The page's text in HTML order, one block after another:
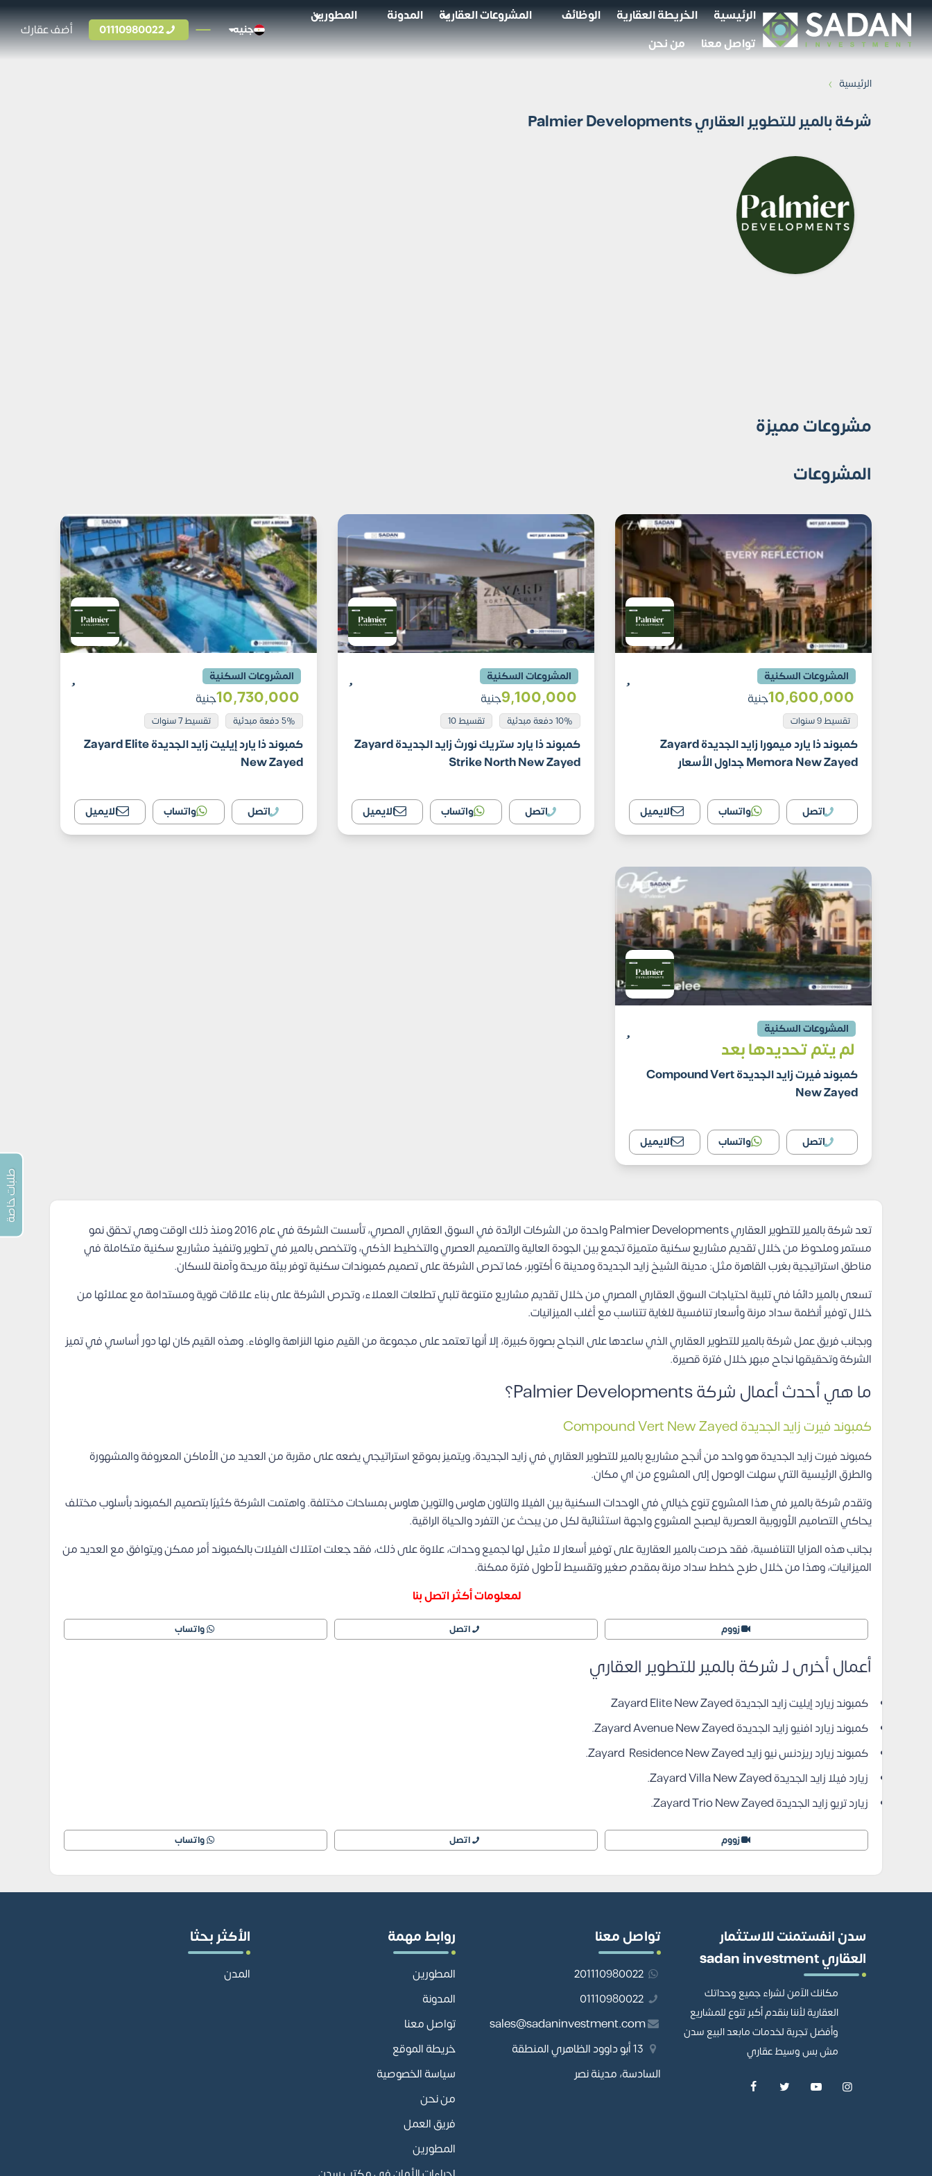
الرئيسية الخريطة العقارية الوظائف المشروعات العقارية المدونة
المطورين
تواصل معنا
من نحن
جنيه 01110980022 أضف عقارك
الرئيسية ›
شركة بالمير للتطوير العقاري Palmier Developments
مشروعات مميزة
المشروعات
المشروعات السكنية
10٬600٬000جنية
تقسيط 9 سنوات
كمبوند ذا يارد ميمورا زايد الجديدة Zayard
Memora New Zayed جداول الأسعار
اتصل واتساب الايميل
المشروعات السكنية
9٬100٬000جنية
10% دفعة مبدئية تقسيط 10
كمبوند ذا يارد ستريك نورث زايد الجديدة Zayard
Strike North New Zayed
اتصل واتساب الايميل
المشروعات السكنية
10٬730٬000جنية
5% دفعة مبدئية تقسيط 7 سنوات
كمبوند ذا يارد إيليت زايد الجديدة Zayard Elite
New Zayed
اتصل واتساب الايميل
المشروعات السكنية
لم يتم تحديدها بعد
كمبوند فيرت زايد الجديدة Compound Vert
New Zayed
اتصل واتساب الايميل
تعدشركة بالمير للتطوير العقاري Palmier Developments
واحدة من الشركات الرائدة في السوق العقاري المصري، تأسست الشركة في عام 2016 ومنذ ذلك الوقت وهي تحقق نمو
مستمر وملحوظ من خلال تقديم مشاريع سكنية متميزة تجمع بين الجودة العالية والتصميم العصري والتخطيط الذكي، وتتخصص بالمير في تطوير وتنفيذ مشاريع سكنية متكاملة في
مناطق استراتيجية بغرب القاهرة مثل: مدينة الشيخ زايد الجديدة ومدينة 6 أكتوبر، كما تحرص الشركة على تصميم كمبوندات سكنية توفر بيئة مريحة وآمنة للسكان.
تسعى بالمير دائمًا في تلبية احتياجات السوق العقاري المصري من خلال تقديم مشاريع متنوعة تلبي تطلعات العملاء، وتحرص الشركة على بناء علاقات قوية ومستدامة مع عملائها من
خلال توفير أنظمة سداد مرنة وأسعار تنافسية للغاية تتناسب مع أغلب الميزانيات.
وبجانب فريق عمل شركة بالمير للتطوير العقاري الذي ساعدها على النجاح بصورة كبيرة، إلا أنها تعتمد على مجموعة من القيم منها النزاهة والوفاء. وهذه القيم كان لها دور أساسي في تميز
الشركة وتحقيقها نجاح مبهر خلال فترة قصيرة.
ما هي أحدث أعمال شركة Palmier Developments؟
كمبوند فيرت زايد الجديدة Compound Vert New Zayed
كمبوند فيرت زايد الجديدة هو واحد من أنجح مشاريع بالمير للتطوير العقاري في زايد الجديدة، ويتميز بموقع استراتيجي يضعه على مقربة من العديد من الأماكن المعروفة والمشهورة
والطرق الرئيسية التي سهلت الوصول إلى المشروع من اي مكان.
وتقدم شركة بالمير في هذا المشروع تنوع خيالي في الوحدات السكنية بين الفيلا والتاون هاوس والتوين هاوس بمساحات مختلفة. واهتمت الشركة كثيرًا بتصميم الكمبوند بأسلوب مختلف
يحاكي التصاميم الأوروبية العصرية ليصبح المشروع واجهة استثنائية لكل من يبحث عن التفرد والحياة الراقية.
بجانب هذه المزايا التنافسية، فقد حرصت بالمير العقارية على توفير أسعار لا مثيل لها لجميع وحدات، علاوة على ذلك، فقد جعلت امتلاك الفيلات بالكمبوند أمر ممكن ويتوافق مع العديد من
الميزانيات، وهذا من خلال طرح خطط سداد مرنة بمقدم صغير وتقسيط لأطول فترة ممكنة.
لمعلومات أكثر اتصل بنا
زووم اتصل واتساب
أعمال أخرى لـ شركة بالمير للتطوير العقاري
كمبوند زيارد إيليت زايد الجديدة Zayard Elite New Zayed
كمبوند زيارد افنيو زايد الجديدة Zayard Avenue New Zayed.
كمبوند زيارد ريزدنس نيو زايد Zayard Residence New Zayed.
زيارد فيلا زايد الجديدة Zayard Villa New Zayed.
زيارد تريو زايد الجديدة Zayard Trio New Zayed.
زووم اتصل واتساب
سدن انفستمنت للاستثمار
العقاري sadan investment
مكانك الآمن لشراء جميع وحداتك
العقارية لأننا بنقدم أكبر تنوع للمشاريع
وأفضل تجربة لخدمات مابعد البيع سدن
مش بس وسيط عقاري
تواصل معنا
201110980022
01110980022
sales@sadaninvestment.com
13 أبو داوود الظاهري المنطقة
السادسة، مدينة نصر
روابط مهمة
المطورين
المدونة
تواصل معنا
خريطة الموقع
سياسة الخصوصية
من نحن
فريق العمل
المطورين
الأكثر بحثا
المدن
طلبات خاصة